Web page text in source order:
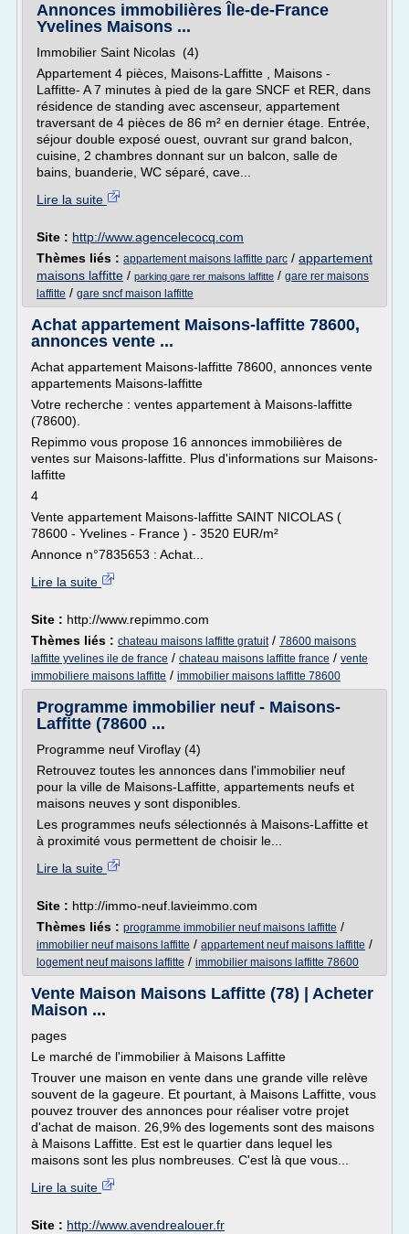
Annonces immobilières Île-de-France
Yvelines Maisons ...
Immobilier Saint Nicolas (4)
Appartement 4 pièces, Maisons-Laffitte , Maisons -
Laffitte- A 7 minutes à pied de la gare SNCF et RER, dans
résidence de standing avec ascenseur, appartement
traversant de 4 pièces de 86 m² en dernier étage. Entrée,
séjour double exposé ouest, ouvrant sur grand balcon,
cuisine, 2 chambres donnant sur un balcon, salle de
bains, buanderie, WC séparé, cave...
Lire la suite
Site : http://www.agencelecocq.com
Thèmes liés : appartement maisons laffitte parc / appartement
maisons laffitte / parking gare rer maisons laffitte / gare rer maisons
laffitte / gare sncf maison laffitte
Achat appartement Maisons-laffitte 78600,
annonces vente ...
Achat appartement Maisons-laffitte 78600, annonces vente
appartements Maisons-laffitte
Votre recherche : ventes appartement à Maisons-laffitte
(78600).
Repimmo vous propose 16 annonces immobilières de
ventes sur Maisons-laffitte. Plus d'informations sur Maisons-
laffitte
4
Vente appartement Maisons-laffitte SAINT NICOLAS (
78600 - Yvelines - France ) - 3520 EUR/m²
Annonce n°7835653 : Achat...
Lire la suite
Site : http://www.repimmo.com
Thèmes liés : chateau maisons laffitte gratuit/ 78600 maisons
laffitte yvelines ile de france / chateau maisons laffitte france / vente
immobiliere maisons laffitte / immobilier maisons laffitte 78600
Programme immobilier neuf - Maisons-
Laffitte (78600 ...
Programme neuf Viroflay (4)
Retrouvez toutes les annonces dans l'immobilier neuf
pour la ville de Maisons-Laffitte, appartements neufs et
maisons neuves y sont disponibles.
Les programmes neufs sélectionnés à Maisons-Laffitte et
à proximité vous permettent de choisir le...
Lire la suite
Site : http://immo-neuf.lavieimmo.com
Thèmes liés : programme immobilier neuf maisons laffitte /
immobilier neuf maisons laffitte / appartement neuf maisons laffitte /
logement neuf maisons laffitte / immobilier maisons laffitte 78600
Vente Maison Maisons Laffitte (78) | Acheter
Maison ...
pages
Le marché de l'immobilier à Maisons Laffitte
Trouver une maison en vente dans une grande ville relève
souvent de la gageure. Et pourtant, à Maisons Laffitte, vous
pouvez trouver des annonces pour réaliser votre projet
d'achat de maison. 26,9% des logements sont des maisons
à Maisons Laffitte. Est est le quartier dans lequel les
maisons sont les plus nombreuses. C'est là que vous...
Lire la suite
Site : http://www.avendrealouer.fr